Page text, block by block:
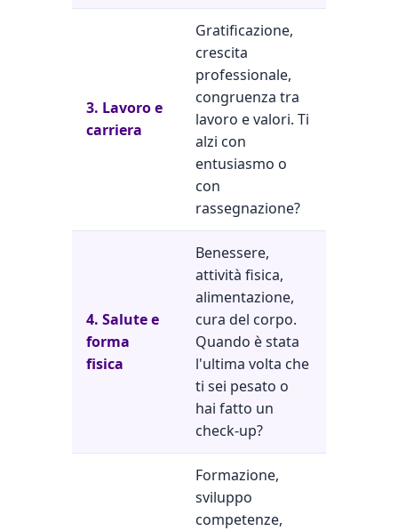
3. Lavoro e
carriera
Gratificazione,
crescita
professionale,
congruenza tra
lavoro e valori. Ti
alzi con
entusiasmo o
con
rassegnazione?
4. Salute e
forma
fisica
Benessere,
attività fisica,
alimentazione,
cura del corpo.
Quando è stata
l'ultima volta che
ti sei pesato o
hai fatto un
check-up?
Formazione,
sviluppo
competenze,